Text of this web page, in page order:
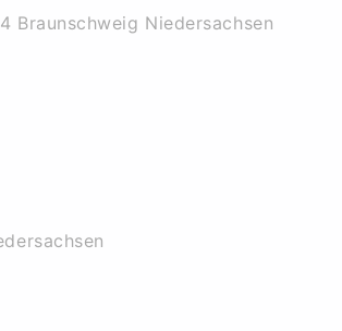
Braunschweig Niedersachsen